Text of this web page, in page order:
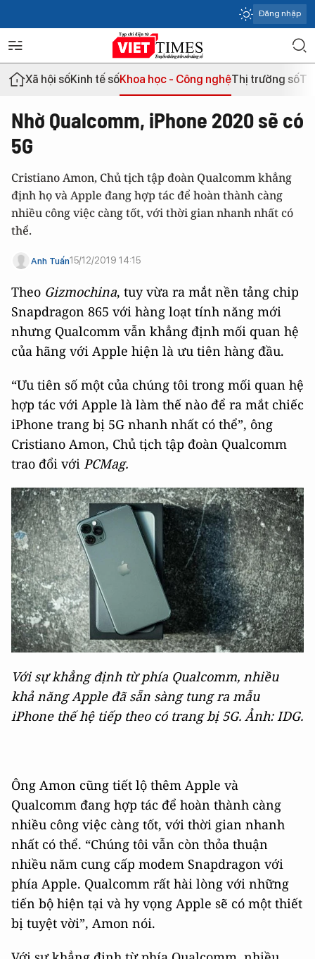
Đăng nhập
Xã hội sốKinh tế sốKhoa học - Công nghệThị trường số
Nhờ Qualcomm, iPhone 2020 sẽ có
5G
Cristiano Amon, Chủ tịch tập đoàn Qualcomm khẳng
định họ và Apple đang hợp tác để hoàn thành càng
nhiều công việc càng tốt, với thời gian nhanh nhất có
thể.
Anh Tuấn15/12/2019 14:15
Theo Gizmochina, tuy vừa ra mắt nền tảng chip
Snapdragon 865 với hàng loạt tính năng mới
nhưng Qualcomm vẫn khẳng định mối quan hệ
của hãng với Apple hiện là ưu tiên hàng đầu.
“Ưu tiên số một của chúng tôi trong mối quan hệ
hợp tác với Apple là làm thế nào để ra mắt chiếc
iPhone trang bị 5G nhanh nhất có thể”, ông
Cristiano Amon, Chủ tịch tập đoàn Qualcomm
trao đổi với PCMag.
Với sự khẳng định từ phía Qualcomm, nhiều
khả năng Apple đã sẵn sàng tung ra mẫu
iPhone thế hệ tiếp theo có trang bị 5G. Ảnh: IDG.
Ông Amon cũng tiết lộ thêm Apple và
Qualcomm đang hợp tác để hoàn thành càng
nhiều công việc càng tốt, với thời gian nhanh
nhất có thể. “Chúng tôi vẫn còn thỏa thuận
nhiều năm cung cấp modem Snapdragon với
phía Apple. Qualcomm rất hài lòng với những
tiến bộ hiện tại và hy vọng Apple sẽ có một thiết
bị tuyệt vời”, Amon nói.